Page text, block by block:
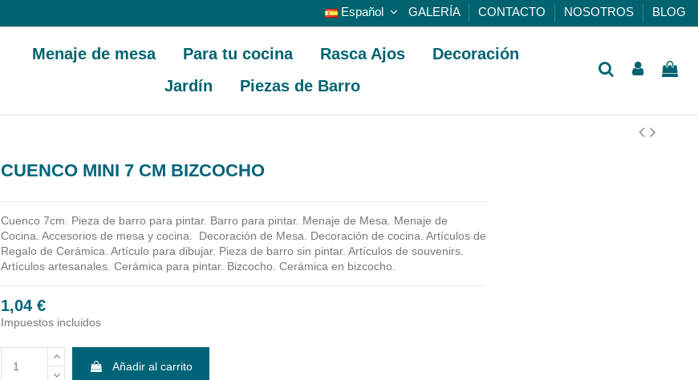
Español GALERÍA CONTACTO NOSOTROS BLOG
Menaje de mesa Para tu cocina Rasca Ajos
Decoración
Jardín
Piezas de Barro
CUENCO MINI 7 CM BIZCOCHO
Cuenco 7cm.
Pieza de barro para pintar. Barro para pintar. Menaje de Mesa. Menaje de
Cocina. Accesorios de mesa y cocina.
Decoración de Mesa. Decoración de cocina. Artículos de
Regalo de Cerámica. Artículo para dibujar. Pieza de barro sin pintar. Artículos de souvenirs.
Artículos artesanales. Cerámica para pintar. Bizcocho. Cerámica en bizcocho.
1,04 €
Impuestos incluidos
Añadir al carrito